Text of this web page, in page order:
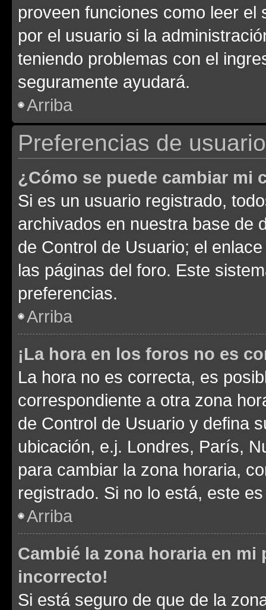
proveen funciones como leer el
por el usuario si la
teniendo problemas con el
seguramente ayudará.
Arriba
Preferencias de
¿Cómo se puede cambiar mi
Si es un usuario registrado,
archivados en nuestra base de
de Control de Usuario; el
las páginas del foro. Este
preferencias.
Arriba
¡La hora en los foros no es
La hora no es correcta, es
correspondiente a otra zona
de Control de Usuario y defina
ubicación, e.j. Londres, París,
para cambiar la zona horaria,
registrado. Si no lo está, este
Arriba
Cambié la zona horaria en
incorrecto!
Si está seguro de que de la